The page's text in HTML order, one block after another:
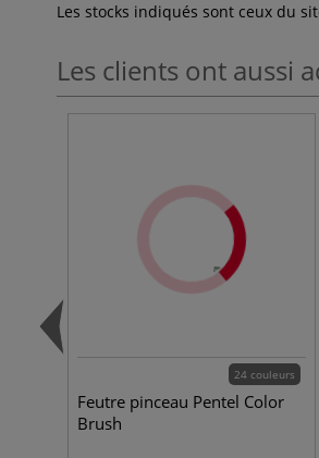
Les stocks indiqués sont ceux du
Les clients ont aussi
24 couleurs
Feutre pinceau Pentel Color
Brush